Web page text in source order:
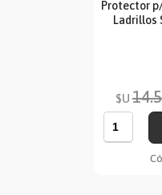
Protector
Ladrillos
$U